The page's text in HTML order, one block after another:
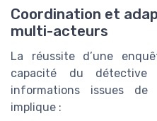
Coordination et
multi-acteurs
La réussite d’une
capacité du
informations issues de
implique :